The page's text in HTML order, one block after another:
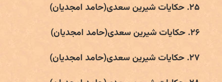
۲۵. حکایات شیرین سعدی(حامد امجدیان)
۲۶. حکایات شیرین سعدی(حامد امجدیان)
۲۷. حکایات شیرین سعدی(حامد امجدیان)